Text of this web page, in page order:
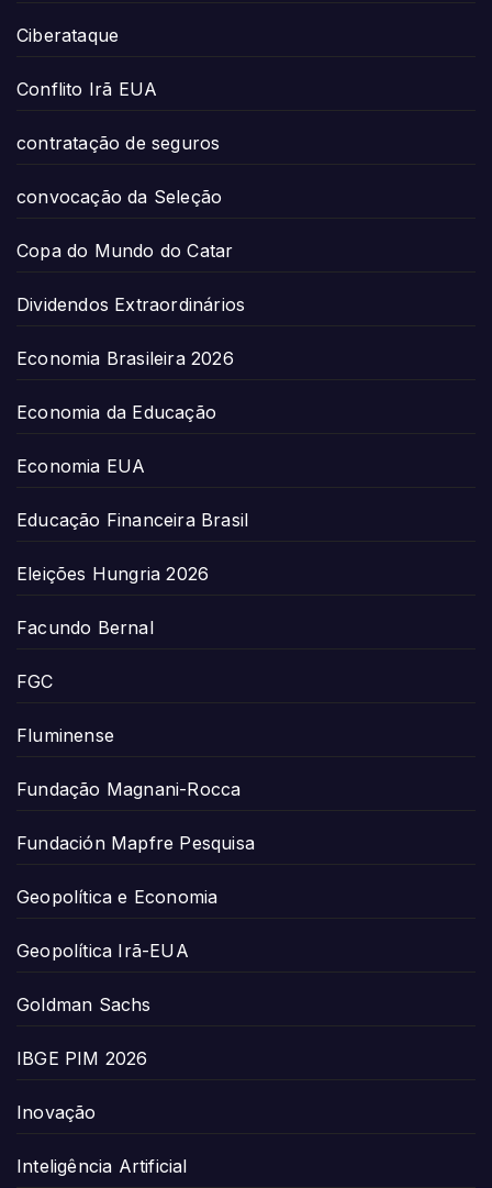
Ciberataque
Conflito Irã EUA
contratação de seguros
convocação da Seleção
Copa do Mundo do Catar
Dividendos Extraordinários
Economia Brasileira 2026
Economia da Educação
Economia EUA
Educação Financeira Brasil
Eleições Hungria 2026
Facundo Bernal
FGC
Fluminense
Fundação Magnani-Rocca
Fundación Mapfre Pesquisa
Geopolítica e Economia
Geopolítica Irã-EUA
Goldman Sachs
IBGE PIM 2026
Inovação
Inteligência Artificial